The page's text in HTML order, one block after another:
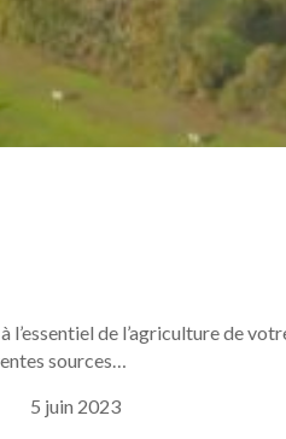
de l’agriculture de
sources…
5 juin 2023